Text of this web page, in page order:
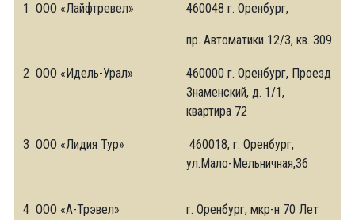
1 ООО «Лайфтревел» 460048 г. Оренбург,
пр. Автоматики 12/3, кв. 309
2 ООО «Идель-Урал»
460000 г. Оренбург, Проезд
Знаменский, д. 1/1,
квартира 72
3 ООО «Лидия Тур»
460018, г. Оренбург,
ул.Мало-Мельничная,36
4 ООО «А-Трэвел»
г. Оренбург, мкр-н 70 Лет